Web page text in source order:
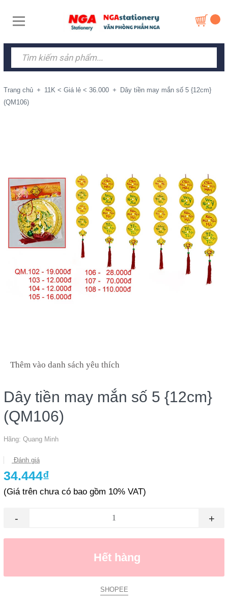
Trang chủ + 11K < Giá lẻ < 36.000 +
Dây tiền may mắn số 5 {12cm}
(QM106)
Thêm vào danh sách yêu thích
Dây tiền may mắn số 5 {12cm}
(QM106)
Hãng: Quang Minh
Đánh giá
34.444₫
(Giá trên chưa có bao gồm 10% VAT)
- +
Hết hàng
SHOPEE